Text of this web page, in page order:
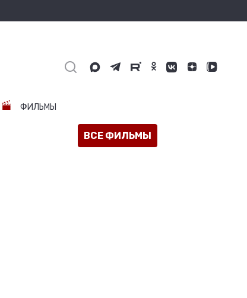
ФИЛЬМЫ
ВСЕ ФИЛЬМЫ